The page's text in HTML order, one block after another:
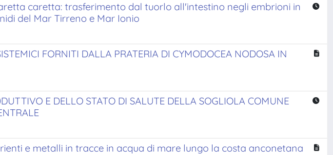
caretta: trasferimento dal tuorlo all'intestino negli embrioni in
del Mar Tirreno e Mar Ionio
FORNITI DALLA PRATERIA DI CYMODOCEA NODOSA IN
E DELLO STATO DI SALUTE DELLA SOGLIOLA COMUNE
e metalli in tracce in acqua di mare lungo la costa anconetana